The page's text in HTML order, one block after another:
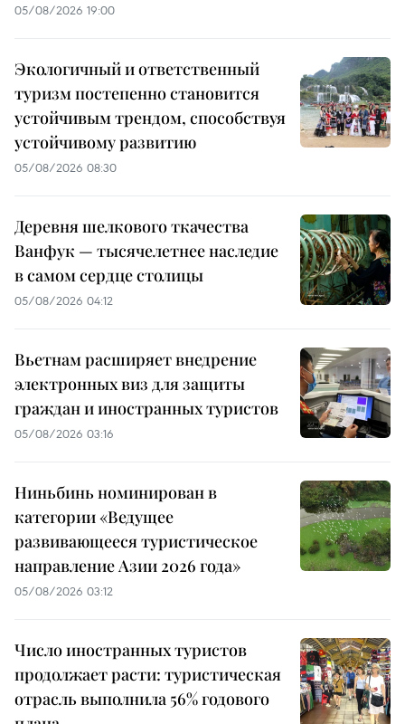
05/08/2026 19:00
Экологичный и ответственный
туризм постепенно становится
устойчивым трендом, способствуя
устойчивому развитию
05/08/2026 08:30
Деревня шелкового ткачества
Ванфук — тысячелетнее наследие
в самом сердце столицы
05/08/2026 04:12
Вьетнам расширяет внедрение
электронных виз для защиты
граждан и иностранных туристов
05/08/2026 03:16
Ниньбинь номинирован в
категории «Ведущее
развивающееся туристическое
направление Азии 2026 года»
05/08/2026 03:12
Число иностранных туристов
продолжает расти: туристическая
отрасль выполнила 56% годового